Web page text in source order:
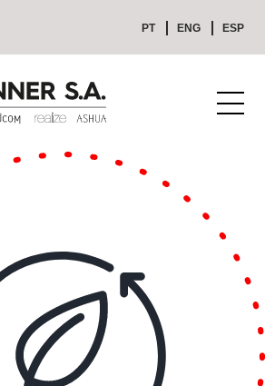
PT ENG ESP